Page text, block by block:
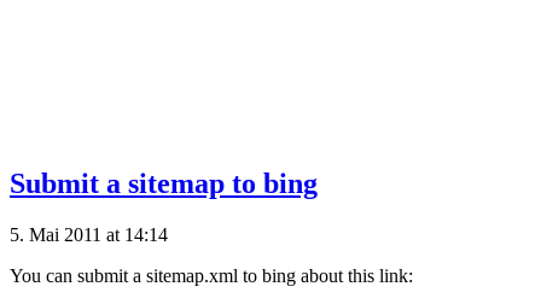
Submit a sitemap to bing
5. Mai 2011 at 14:14
You can submit a sitemap.xml to bing about this link: